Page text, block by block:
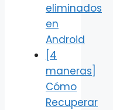
eliminados
en
Android
[4
maneras]
Cómo
Recuperar